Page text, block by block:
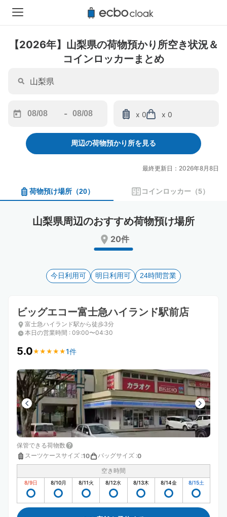
【2026年】山梨県の荷物預かり所空き状況＆
コインロッカーまとめ
forward
interact
calendar
and
date.
the
keyboard
shortcuts
for
changing
dates.
-
backward
to
interact
calendar
and
a
date.
mark
key
the
keyboard
shortcuts
for
changing
dates.
x 0 x 0
周辺の荷物預かり所を見る
最終更新日：2026年8月8日
荷物預け場所 （20） コインロッカー （5）
山梨県周辺のおすすめ荷物預け場所
20件
今日利用可 明日利用可 24時間営業
ビッグエコー富士急ハイランド駅前店
富士急ハイランド駅から徒歩3分
本日の営業時間 : 09:00〜04:30
5.0★ ★ ★ ★ ★
★ ★ ★ ★ ★1件
保管できる荷物数
スーツケースサイズ :10 バッグサイズ :0
空き時間
8/9日 8/10月 8/11火 8/12水 8/13木 8/14金 8/15土